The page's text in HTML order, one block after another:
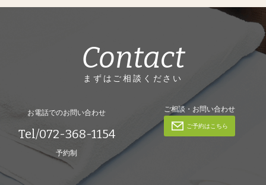
Contact
まずはご相談ください
お電話でのお問い合わせ
Tel/072-368-1154
予約制
ご相談・お問い合わせ
ご予約はこちら